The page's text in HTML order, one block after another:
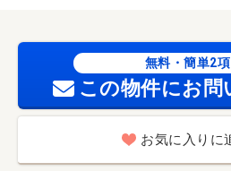
無料・簡単2項
この物件にお問
お気に入りに